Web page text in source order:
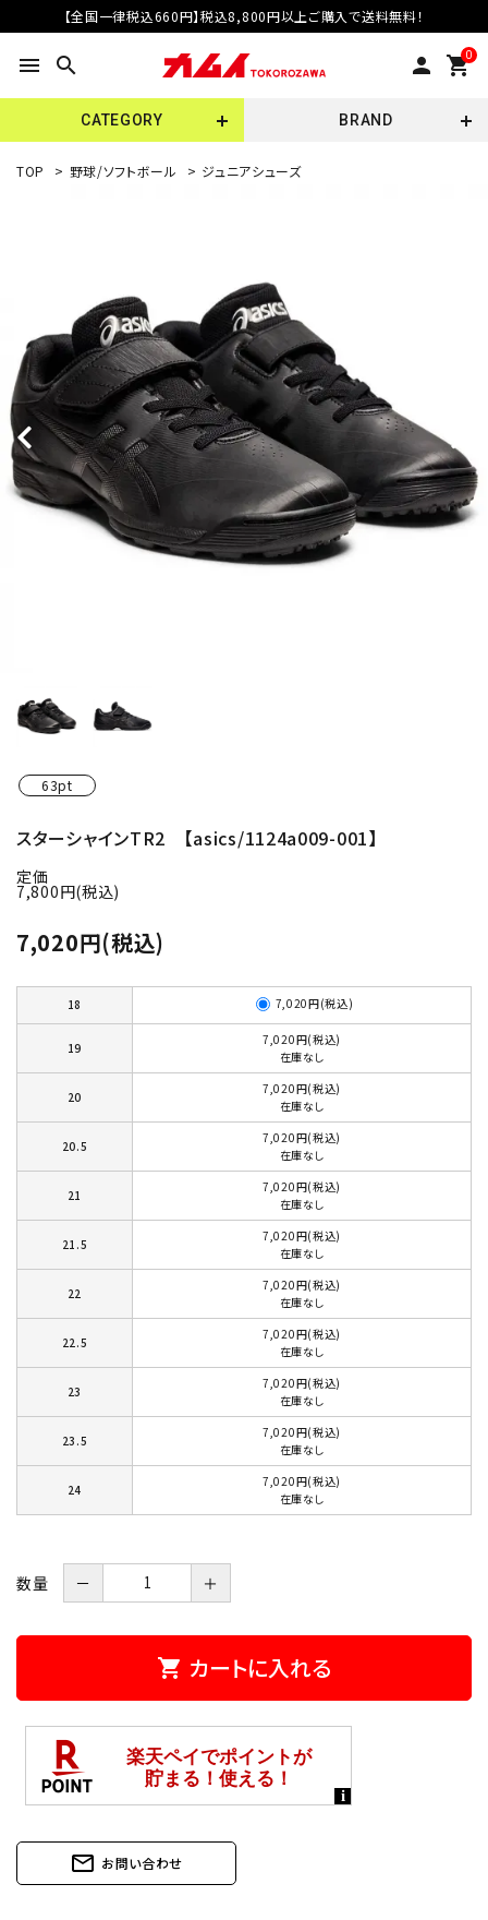
【全国一律税込660円】税込8,800円以上ご購入で送料無料！
menu search person 0
shopping_cart
CATEGORY BRAND
TOP > 野球/ソフトボール > ジュニアシューズ
63pt
スターシャインTR2 【asics/1124a009-001】
定価
7,800円(税込)
7,020円(税込)
18 7,020円(税込)
19
7,020円(税込)
在庫なし
20
7,020円(税込)
在庫なし
20.5
7,020円(税込)
在庫なし
21
7,020円(税込)
在庫なし
21.5
7,020円(税込)
在庫なし
22
7,020円(税込)
在庫なし
22.5
7,020円(税込)
在庫なし
23
7,020円(税込)
在庫なし
23.5
7,020円(税込)
在庫なし
24
7,020円(税込)
在庫なし
数量 － ＋
shopping_cart カートに入れる
mail_outline お問い合わせ